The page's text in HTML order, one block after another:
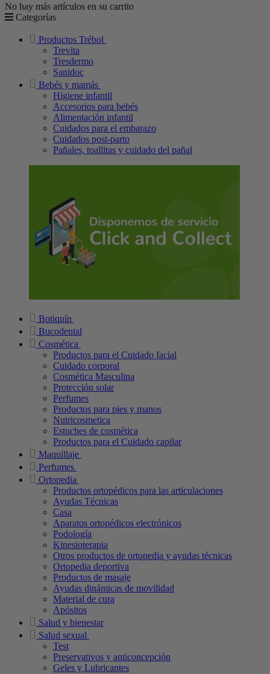
No hay más artículos en su carrito
Categorías
Productos Trébol
Trevita
Tresdermo
Sanidoc
Bebés y mamás
Higiene infantil
Accesorios para bebés
Alimentación infantil
Cuidados para el embarazo
Cuidados post-parto
Pañales, toallitas y cuidado del pañal
Botiquín
Bucodental
Cosmética
Productos para el Cuidado facial
Cuidado corporal
Cosmética Masculina
Protección solar
Perfumes
Productos para pies y manos
Nutricosmetica
Estuches de cosmética
Productos para el Cuidado capilar
Maquillaje
Perfumes
Ortopedia
Productos ortopédicos para las articulaciones
Ayudas Técnicas
Casa
Aparatos ortopédicos electrónicos
Podología
Kinesioterapia
Otros productos de ortopedia y ayudas técnicas
Ortopedia deportiva
Productos de masaje
Ayudas dinámicas de movilidad
Material de cura
Apósitos
Salud y bienestar
Salud sexual
Test
Preservativos y anticoncepción
Geles y Lubricantes